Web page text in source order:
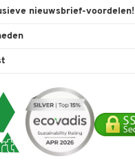
nieuwsbrief-voordelen!